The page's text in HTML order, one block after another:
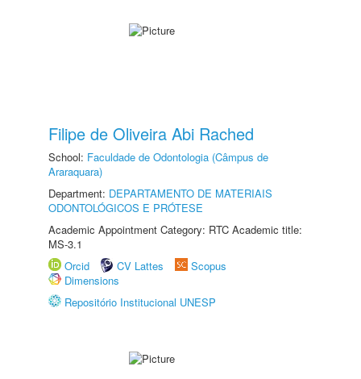
Filipe de Oliveira Abi Rached
School: Faculdade de Odontologia (Câmpus de
Araraquara)
Department: DEPARTAMENTO DE MATERIAIS
ODONTOLÓGICOS E PRÓTESE
Academic Appointment Category: RTC Academic title:
MS-3.1
Orcid
CV Lattes
Scopus
Dimensions
Repositório Institucional UNESP